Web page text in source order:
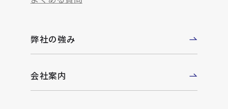
弊社の強み
会社案内